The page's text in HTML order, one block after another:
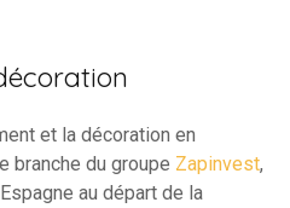
et la décoration en
branche du groupe Zapinvest,
au départ de la